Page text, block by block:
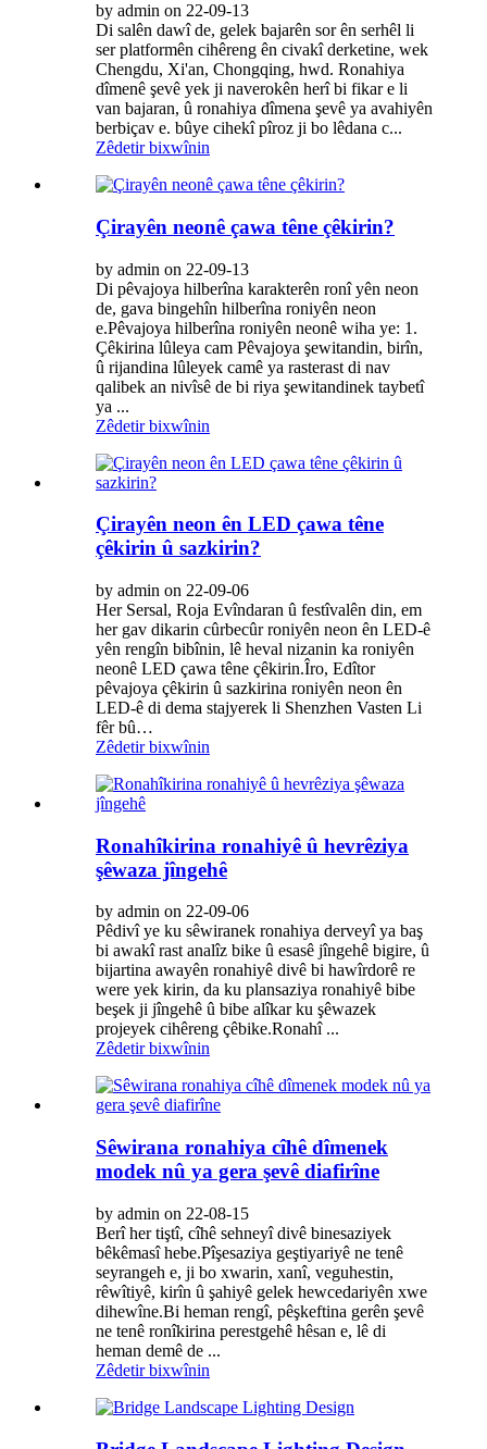
by admin on 22-09-13
Di salên dawî de, gelek bajarên sor ên serhêl li
ser platformên cihêreng ên civakî derketine, wek
Chengdu, Xi'an, Chongqing, hwd. Ronahiya
dîmenê şevê yek ji naverokên herî bi fikar e li
van bajaran, û ronahiya dîmena şevê ya avahiyên
berbiçav e. bûye cihekî pîroz ji bo lêdana c...
Zêdetir bixwînin
Çirayên neonê çawa têne çêkirin?
by admin on 22-09-13
Di pêvajoya hilberîna karakterên ronî yên neon
de, gava bingehîn hilberîna roniyên neon
e.Pêvajoya hilberîna roniyên neonê wiha ye: 1.
Çêkirina lûleya cam Pêvajoya şewitandin, birîn,
û rijandina lûleyek camê ya rasterast di nav
qalibek an nivîsê de bi riya şewitandinek taybetî
ya ...
Zêdetir bixwînin
Çirayên neon ên LED çawa têne
çêkirin û sazkirin?
by admin on 22-09-06
Her Sersal, Roja Evîndaran û festîvalên din, em
her gav dikarin cûrbecûr roniyên neon ên LED-ê
yên rengîn bibînin, lê heval nizanin ka roniyên
neonê LED çawa têne çêkirin.Îro, Edîtor
pêvajoya çêkirin û sazkirina roniyên neon ên
LED-ê di dema stajyerek li Shenzhen Vasten Li
fêr bû…
Zêdetir bixwînin
Ronahîkirina ronahiyê û hevrêziya
şêwaza jîngehê
by admin on 22-09-06
Pêdivî ye ku sêwiranek ronahiya derveyî ya baş
bi awakî rast analîz bike û esasê jîngehê bigire, û
bijartina awayên ronahiyê divê bi hawîrdorê re
were yek kirin, da ku plansaziya ronahiyê bibe
beşek ji jîngehê û bibe alîkar ku şêwazek
projeyek cihêreng çêbike.Ronahî ...
Zêdetir bixwînin
Sêwirana ronahiya cîhê dîmenek
modek nû ya gera şevê diafirîne
by admin on 22-08-15
Berî her tiştî, cîhê sehneyî divê binesaziyek
bêkêmasî hebe.Pîşesaziya geştiyariyê ne tenê
seyrangeh e, ji bo xwarin, xanî, veguhestin,
rêwîtiyê, kirîn û şahiyê gelek hewcedariyên xwe
dihewîne.Bi heman rengî, pêşkeftina gerên şevê
ne tenê ronîkirina perestgehê hêsan e, lê di
heman demê de ...
Zêdetir bixwînin